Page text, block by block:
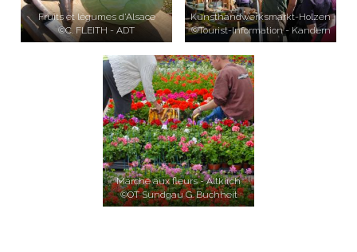
Fruits et légumes d'Alsace
©C. FLEITH - ADT
Kunsthandwerksmarkt-Holzen
©Tourist-Information - Kandern
Marché aux fleurs - Altkirch
©OT Sundgau G. Buchheit